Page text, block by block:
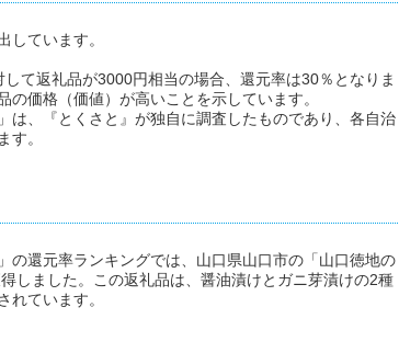
しています。
て返礼品が3000円相当の場合、還元率は30％となりま
価格（価値）が高いことを示しています。
は、『とくさと』が独自に調査したものであり、各自治
す。
の還元率ランキングでは、山口県山口市の「山口徳地の
しました。この返礼品は、醤油漬けとガニ芽漬けの2種
れています。